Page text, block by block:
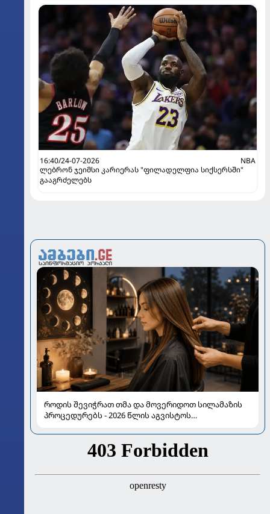
16:40/24-07-2026
NBA
ლებრონ ჯეიმსი კარიერას "ფილადელფია სიქსერსში"
გააგრძელებს
როდის შევიჭრათ თმა და მოვერიდოთ სილამაზის
პროცედურებს - 2026 წლის აგვისტოს